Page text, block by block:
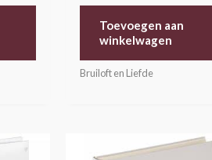
Toevoegen aan
winkelwagen
Bruiloft en Liefde